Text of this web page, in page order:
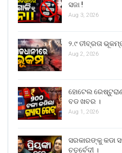
ସଜା !
Aug 3, 2026
୨.୯ ତୀବ୍ରତା
Aug 2, 2026
ହୋଟେଲ
ବଡ ଖବର ।
Aug 1, 2026
ସରକାରଙ୍କୁ କଡା
ଚତୁର୍ବେଦୀ ।